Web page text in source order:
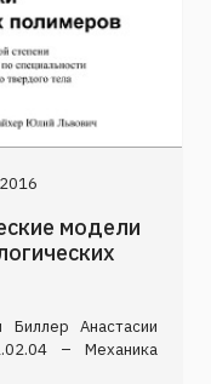
модели
Биллер Анастасии
– Механика